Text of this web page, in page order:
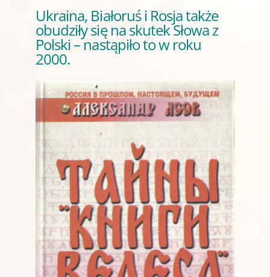
Ukraina, Białoruś i Rosja także
obudziły się na skutek Słowa z
Polski – nastąpiło to w roku
2000.